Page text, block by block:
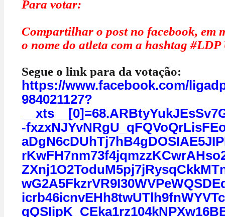
Para votar:
Compartilhar o post no facebook, em
o nome do atleta com a hashtag #LDP
Segue o link para da votação:
https://www.facebook.com/
984021127?
-